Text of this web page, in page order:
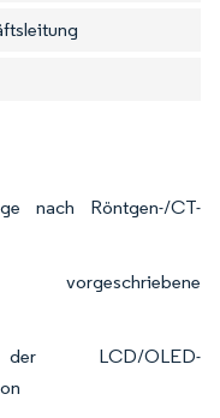
nach Röntgen-/CT-
LCD/OLED-